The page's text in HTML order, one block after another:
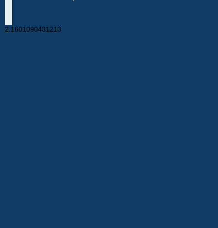
2.1601090431213